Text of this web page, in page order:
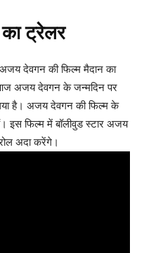
ट्रेलर
देवगन की फिल्म मैदान का
आज अजय देवगन के जन्मदिन पर
है। अजय देवगन की फिल्म के
फिल्म में बॉलीवुड स्टार अजय
अदा करेंगे।